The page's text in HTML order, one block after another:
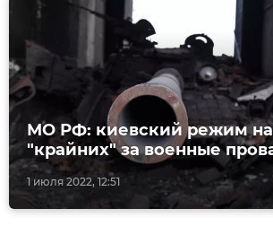
1 июля 2022, 12:51
МО РФ: киевский режим
"крайних" за военные